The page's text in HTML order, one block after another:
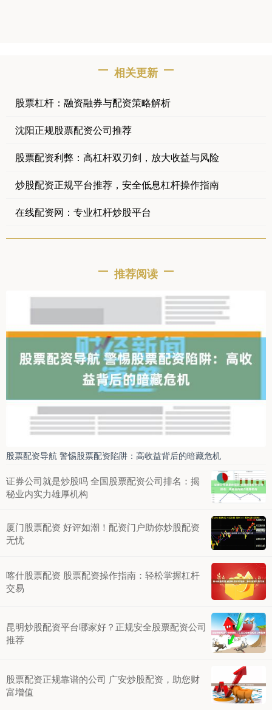
相关更新
股票杠杆：融资融券与配资策略解析
沈阳正规股票配资公司推荐
股票配资利弊：高杠杆双刃剑，放大收益与风险
炒股配资正规平台推荐，安全低息杠杆操作指南
在线配资网：专业杠杆炒股平台
推荐阅读
股票配资导航 警惕股票配资陷阱：高收益背后的暗藏危机
证券公司就是炒股吗 全国股票配资公司排名：揭
秘业内实力雄厚机构
厦门股票配资 好评如潮！配资门户助你炒股配资
无忧
喀什股票配资 股票配资操作指南：轻松掌握杠杆
交易
昆明炒股配资平台哪家好？正规安全股票配资公司
推荐
股票配资正规靠谱的公司 广安炒股配资，助您财
富增值